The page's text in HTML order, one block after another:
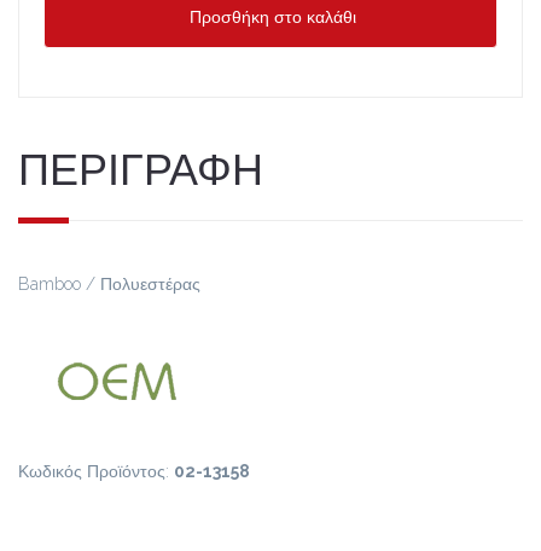
Προσθήκη στο καλάθι
ΠΕΡΙΓΡΑΦΗ
Bamboo / Πολυεστέρας
Κωδικός Προϊόντος: 02-13158